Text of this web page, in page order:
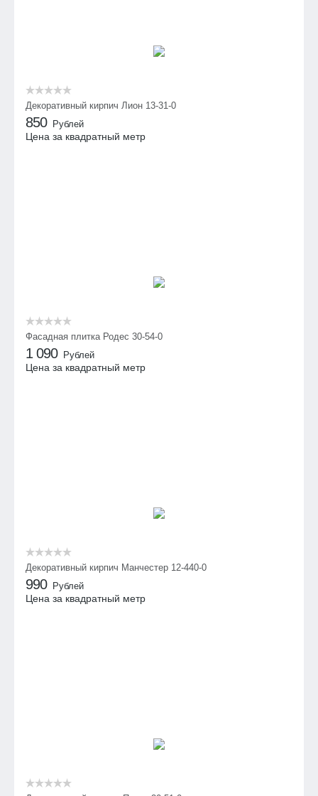
Декоративный кирпич Лион 13-31-0
850 Рублей
Цена за квадратный метр
Фасадная плитка Родес 30-54-0
1 090 Рублей
Цена за квадратный метр
Декоративный кирпич Манчестер 12-440-0
990 Рублей
Цена за квадратный метр